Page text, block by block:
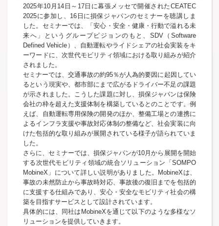
2025年10月14日～17日に幕張メッセで開催されたCEATEC
2025に参加し、16日に損保ジャパンのセミナーを聴講しま
した。セミナーでは、「安心・安全・健康・行動で溢れる未
来へ」というグループビジョンのもと、SDV（Software
Defined Vehicle）、自動運転やライドシェアの社会実装をキ
ーワードに、次世代モビリティ領域における取り組みが紹介
されました。
セミナーでは、交通事故の約95％が人為的要因に起因してい
るという現実や、都市部にまで広がるドライバー不足の課題
が示されました。こうした課題に対し、損保ジャパンは保険
会社の枠を超えた支援体制を構築しているとのことです。例
えば、自動運転専用保険の開発のほか、整備工場との連携に
よるインフラ支援や事故対応体制の整備など、社会実装に向
けた包括的な取り組みが展開されている様子が語られていま
した。
さらに、セミナーでは、損保ジャパンが10月から展開を開始
する次世代モビリティ領域の統合ソリューション「SOMPO
MobineX」について詳しい説明がありました。MobineXは、
事故の未然防止から事故時対応、事故後の復旧までを包括的
に支援する仕組みであり、安心・安全なモビリティ社会の構
築を目指すサービスとして設計されています。
具体的には、同社はMobineXを通じて以下のような多様なソ
リューションを提供していきます。